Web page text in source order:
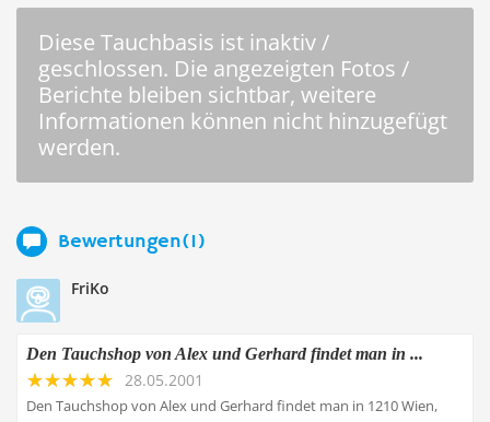
Diese Tauchbasis ist inaktiv /
geschlossen. Die angezeigten Fotos /
Berichte bleiben sichtbar, weitere
Informationen können nicht hinzugefügt
werden.
Bewertungen(1)
FriKo
Den Tauchshop von Alex und Gerhard findet man in ...
28.05.2001
Den Tauchshop von Alex und Gerhard findet man in 1210 Wien,